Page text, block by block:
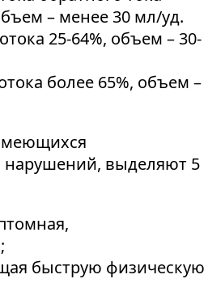
– менее 30 мл/уд.
25-64%, объем – 30-
более 65%, объем –
нарушений, выделяют 5
быструю физическую